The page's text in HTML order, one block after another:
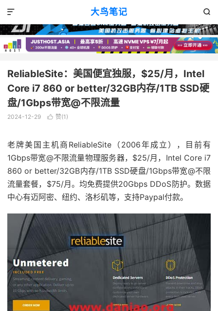
大鸟笔记 

优惠消息
ReliableSite：美国便宜独服，$25/月，Intel
Core i7 860 or better/32GB内存/1TB SSD硬
盘/1Gbps带宽@不限流量
2024-12-29  赞(1 )
老牌美国主机商ReliableSite（2006年成立），目前有
1Gbps带宽@不限流量物理服务器，$25/月，Intel Core i7
860 or better/32GB内存/1TB SSD硬盘/1Gbps带宽@不限
流量套餐，$75/月。均免费提供20Gbps DDoS防护。数据
中心有迈阿密、纽约、洛杉矶等，支持Paypal付款。